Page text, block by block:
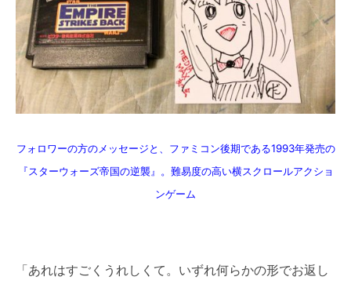
フォロワーの方のメッセージと、ファミコン後期である1993年発売の
『スターウォーズ帝国の逆襲』。難易度の高い横スクロールアクショ
ンゲーム
「あれはすごくうれしくて。いずれ何らかの形でお返し